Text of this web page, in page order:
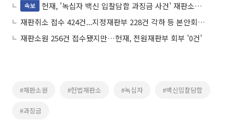
속보
헌재, '녹십자 백신 입찰담합 과징금 사건' 재판소원 첫 사전심사 통과
재판취소 접수 424건...지정재판부 228건 각하 등 본안회부 ‘0건’
재판소원 256건 접수됐지만…헌재, 전원재판부 회부 '0건'
#재판소원 #헌법재판소 #녹십자 #백신입찰담합
#과징금